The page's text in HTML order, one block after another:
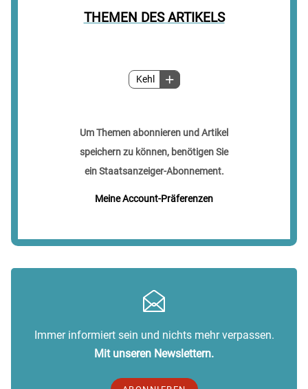
THEMEN DES ARTIKELS
Kehl
Um Themen abonnieren und Artikel
speichern zu können, benötigen Sie
ein Staatsanzeiger-Abonnement.
Meine Account-Präferenzen
Immer informiert sein und nichts mehr verpassen.
Mit unseren Newslettern.